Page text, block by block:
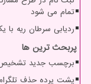
تمام می شود
ردیابی سرطان ریه
پربحث ترین ها
برچسب جدید تشخیص
پشت پرده حذف